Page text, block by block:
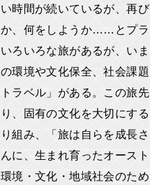
時間が続いているが、再び
か、何をしようか……とプラ
ろいろな旅があるが、いま
環境や文化保全、社会課題
ラベル」がある。この旅先
、固有の文化を大切にする
組み、「旅は自らを成長さ
に、生まれ育ったオースト
境・文化・地域社会のため